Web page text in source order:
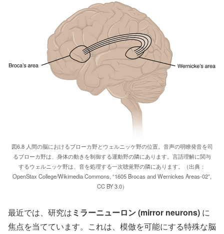
図6.8 人間の脳におけるブローカ野とウェルニッケ野の位置。音声の明瞭発音を司
るブローカ野は、身体の動きを制御する運動野の隣にあります。言語理解に関与
するウェルニッケ野は、音を処理する一次聴覚野の隣にあります。（出典：
OpenStax College/Wikimedia Commons, “1605 Brocas and Wernickes Areas-02”,
CC BY 3.0）
最近では、研究はミラーニューロン (mirror neurons) に
焦点を当てています。これは、模倣を可能にする特殊な脳